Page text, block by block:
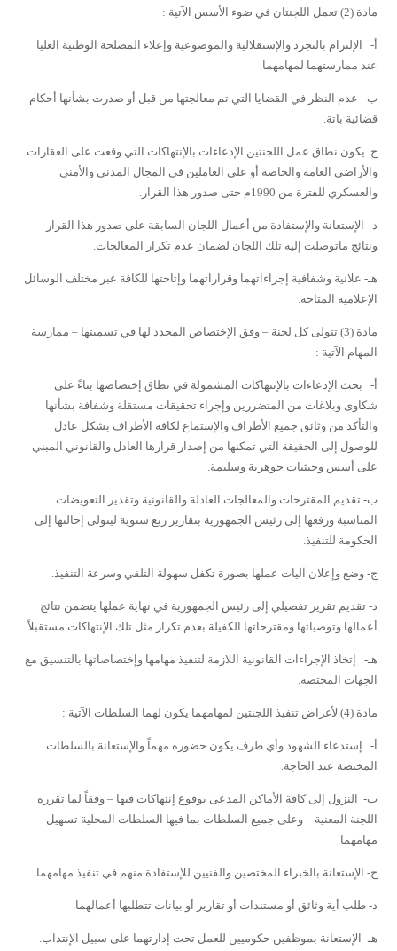
مادة (2) تعمل اللجنتان في ضوء الأسس الآتية :
أ- الإلتزام بالتجرد والإستقلالية والموضوعية وإعلاء المصلحة الوطنية العليا
عند ممارستهما لمهامهما.
ب- عدم النظر في القضايا التي تم معالجتها من قبل أو صدرت بشأنها أحكام
قضائية باتة.
ج يكون نطاق عمل اللجنتين الإدعاءات بالإنتهاكات التي وقعت على العقارات
والأراضي العامة والخاصة أو على العاملين في المجال المدني والأمني
والعسكري للفترة من 1990م حتى صدور هذا القرار.
د الإستعانة والإستفادة من أعمال اللجان السابقة على صدور هذا القرار
ونتائج ماتوصلت إليه تلك اللجان لضمان عدم تكرار المعالجات.
هـ- علانية وشفافية إجراءاتهما وقراراتهما وإتاحتها للكافة عبر مختلف الوسائل
الإعلامية المتاحة.
مادة (3)
تتولى كل لجنة – وفق الإختصاص المحدد لها في تسميتها – ممارسة
المهام الآتية :
أ- بحث الإدعاءات بالإنتهاكات المشمولة في نطاق إختصاصها بناءً على
شكاوى وبلاغات من المتضررين وإجراء تحقيقات مستقلة وشفافة بشأنها
والتأكد من وثائق جميع الأطراف والإستماع لكافة الأطراف بشكل عادل
للوصول إلى الحقيقة التي تمكنها من إصدار قرارها العادل والقانوني المبني
على أسس وحيثيات جوهرية وسليمة.
ب- تقديم المقترحات والمعالجات العادلة والقانونية وتقدير التعويضات
المناسبة ورفعها إلى رئيس الجمهورية بتقارير ربع سنوية ليتولى إحالتها إلى
الحكومة للتنفيذ.
ج- وضع وإعلان آليات عملها بصورة تكفل سهولة التلقي وسرعة التنفيذ.
د- تقديم تقرير تفصيلي إلى رئيس الجمهورية في نهاية عملها يتضمن نتائج
أعمالها وتوصياتها ومقترحاتها الكفيلة بعدم تكرار مثل تلك الإنتهاكات مستقبلاً.
هـ- إتخاذ الإجراءات القانونية اللازمة لتنفيذ مهامها وإختصاصاتها بالتنسيق مع
الجهات المختصة.
مادة (4) لأغراض تنفيذ اللجنتين لمهامهما يكون لهما السلطات الآتية :
أ- إستدعاء الشهود وأي طرف يكون حضوره مهماً والإستعانة بالسلطات
المختصة عند الحاجة.
ب- النزول إلى كافة الأماكن المدعى بوقوع إنتهاكات فيها – وفقاً لما تقرره
اللجنة المعنية – وعلى جميع السلطات بما فيها السلطات المحلية تسهيل
مهامهما.
ج- الإستعانة بالخبراء المختصين والفنيين للإستفادة منهم في تنفيذ مهامهما.
د- طلب أية وثائق أو مستندات أو تقارير أو بيانات تتطلبها أعمالهما.
هـ- الإستعانة بموظفين حكوميين للعمل تحت إدارتهما على سبيل الإنتداب.